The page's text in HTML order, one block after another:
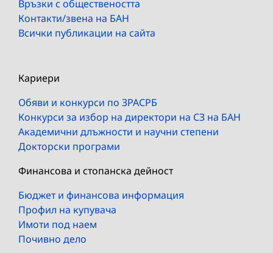
Връзки с обществеността
Контакти/звена на БАН
Всички публикации на сайта
Кариери
Обяви и конкурси по ЗРАСРБ
Конкурси за избор на директори на СЗ на БАН
Академични длъжности и научни степени
Докторски програми
Финансова и стопанска дейност
Бюджет и финансова информация
Профил на купувача
Имоти под наем
Почивно дело